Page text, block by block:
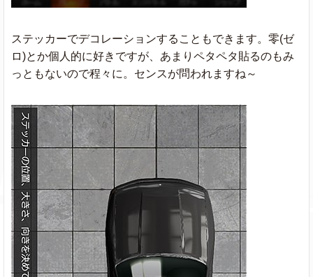
ステッカーでデコレーションすることもできます。零(ゼ
ロ)とか個人的に好きですが、あまりペタペタ貼るのもみ
っともないので程々に。センスが問われますね～